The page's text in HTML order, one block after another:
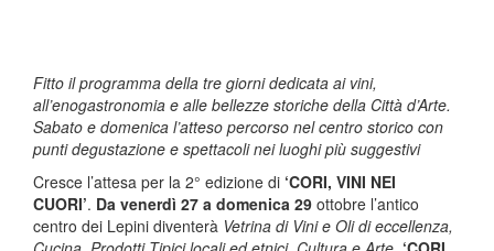
Fitto il programma della tre giorni dedicata ai vini,
all’enogastronomia e alle bellezze storiche della Città d’Arte.
Sabato e domenica l’atteso percorso nel centro storico con
punti degustazione e spettacoli nei luoghi più suggestivi
Cresce l’attesa per la 2° edizione di ‘CORI, VINI NEI
CUORI’. Da venerdì 27 a domenica 29 ottobre l’antico
centro dei Lepini diventerà Vetrina di Vini e Oli di eccellenza,